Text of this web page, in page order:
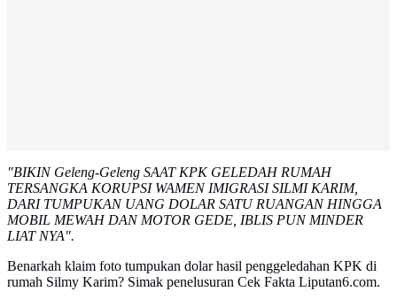
"BIKIN Geleng-Geleng SAAT KPK GELEDAH RUMAH
TERSANGKA KORUPSI WAMEN IMIGRASI SILMI KARIM,
DARI TUMPUKAN UANG DOLAR SATU RUANGAN HINGGA
MOBIL MEWAH DAN MOTOR GEDE, IBLIS PUN MINDER
LIAT NYA".
Benarkah klaim foto tumpukan dolar hasil penggeledahan KPK di
rumah Silmy Karim? Simak penelusuran Cek Fakta Liputan6.com.